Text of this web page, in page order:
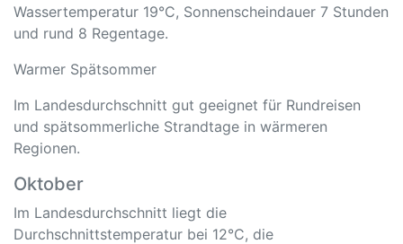
Wassertemperatur 19°C, Sonnenscheindauer 7 Stunden
und rund 8 Regentage.
Warmer Spätsommer
Im Landesdurchschnitt gut geeignet für Rundreisen
und spätsommerliche Strandtage in wärmeren
Regionen.
Oktober
Im Landesdurchschnitt liegt die
Durchschnittstemperatur bei 12°C, die